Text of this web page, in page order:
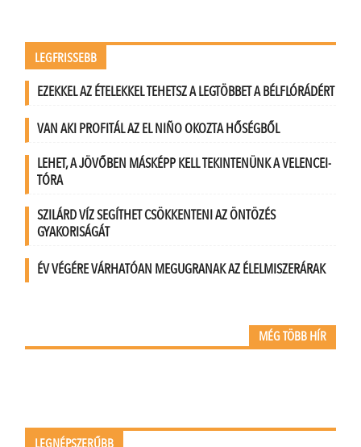
LEGFRISSEBB
EZEKKEL AZ ÉTELEKKEL TEHETSZ A LEGTÖBBET A BÉLFLÓRÁDÉRT
VAN AKI PROFITÁL AZ EL NIÑO OKOZTA HŐSÉGBŐL
LEHET, A JÖVŐBEN MÁSKÉPP KELL TEKINTENÜNK A VELENCEI-
TÓRA
SZILÁRD VÍZ SEGÍTHET CSÖKKENTENI AZ ÖNTÖZÉS
GYAKORISÁGÁT
ÉV VÉGÉRE VÁRHATÓAN MEGUGRANAK AZ ÉLELMISZERÁRAK
MÉG TÖBB HÍR